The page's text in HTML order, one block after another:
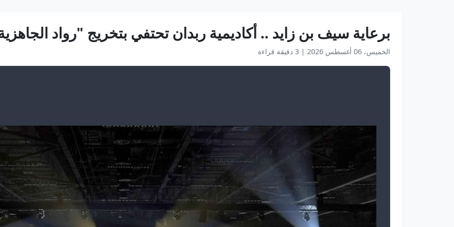
برعاية سيف بن زايد .. أكاديمية ربدان تحتفي بتخريج "رواد الجاهزية" 15
الخميس، 06 أغسطس 2026 | 3 دقيقة قراءة